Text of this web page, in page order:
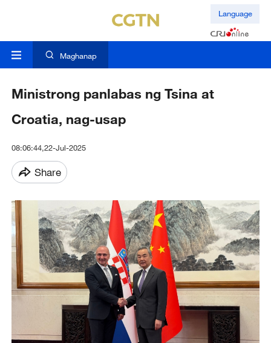
Language
Maghanap
Ministrong panlabas ng Tsina at
Croatia, nag-usap
08:06:44,22-Jul-2025
Share